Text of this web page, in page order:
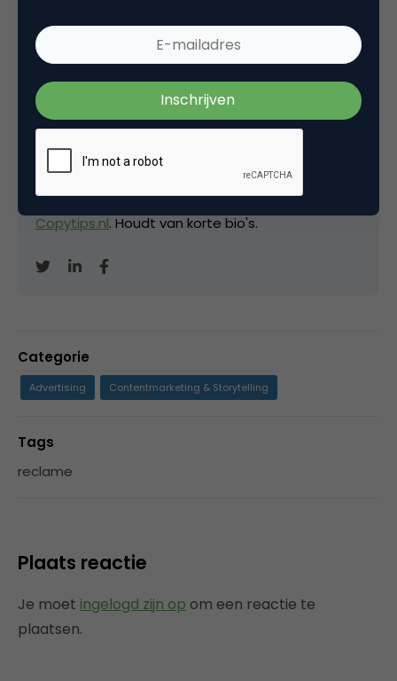
David Brinks
Eigenaar bijHardcopy
Freelance (SEO-)copywriter
en mede-oprichter
van deMetal Business Club. Blogt ook op
Copytips.nl. Houdt van korte bio's.
Categorie
Advertising Contentmarketing & Storytelling
Tags
reclame
Plaats reactie
Je moet ingelogd zijn op om een reactie te
plaatsen.